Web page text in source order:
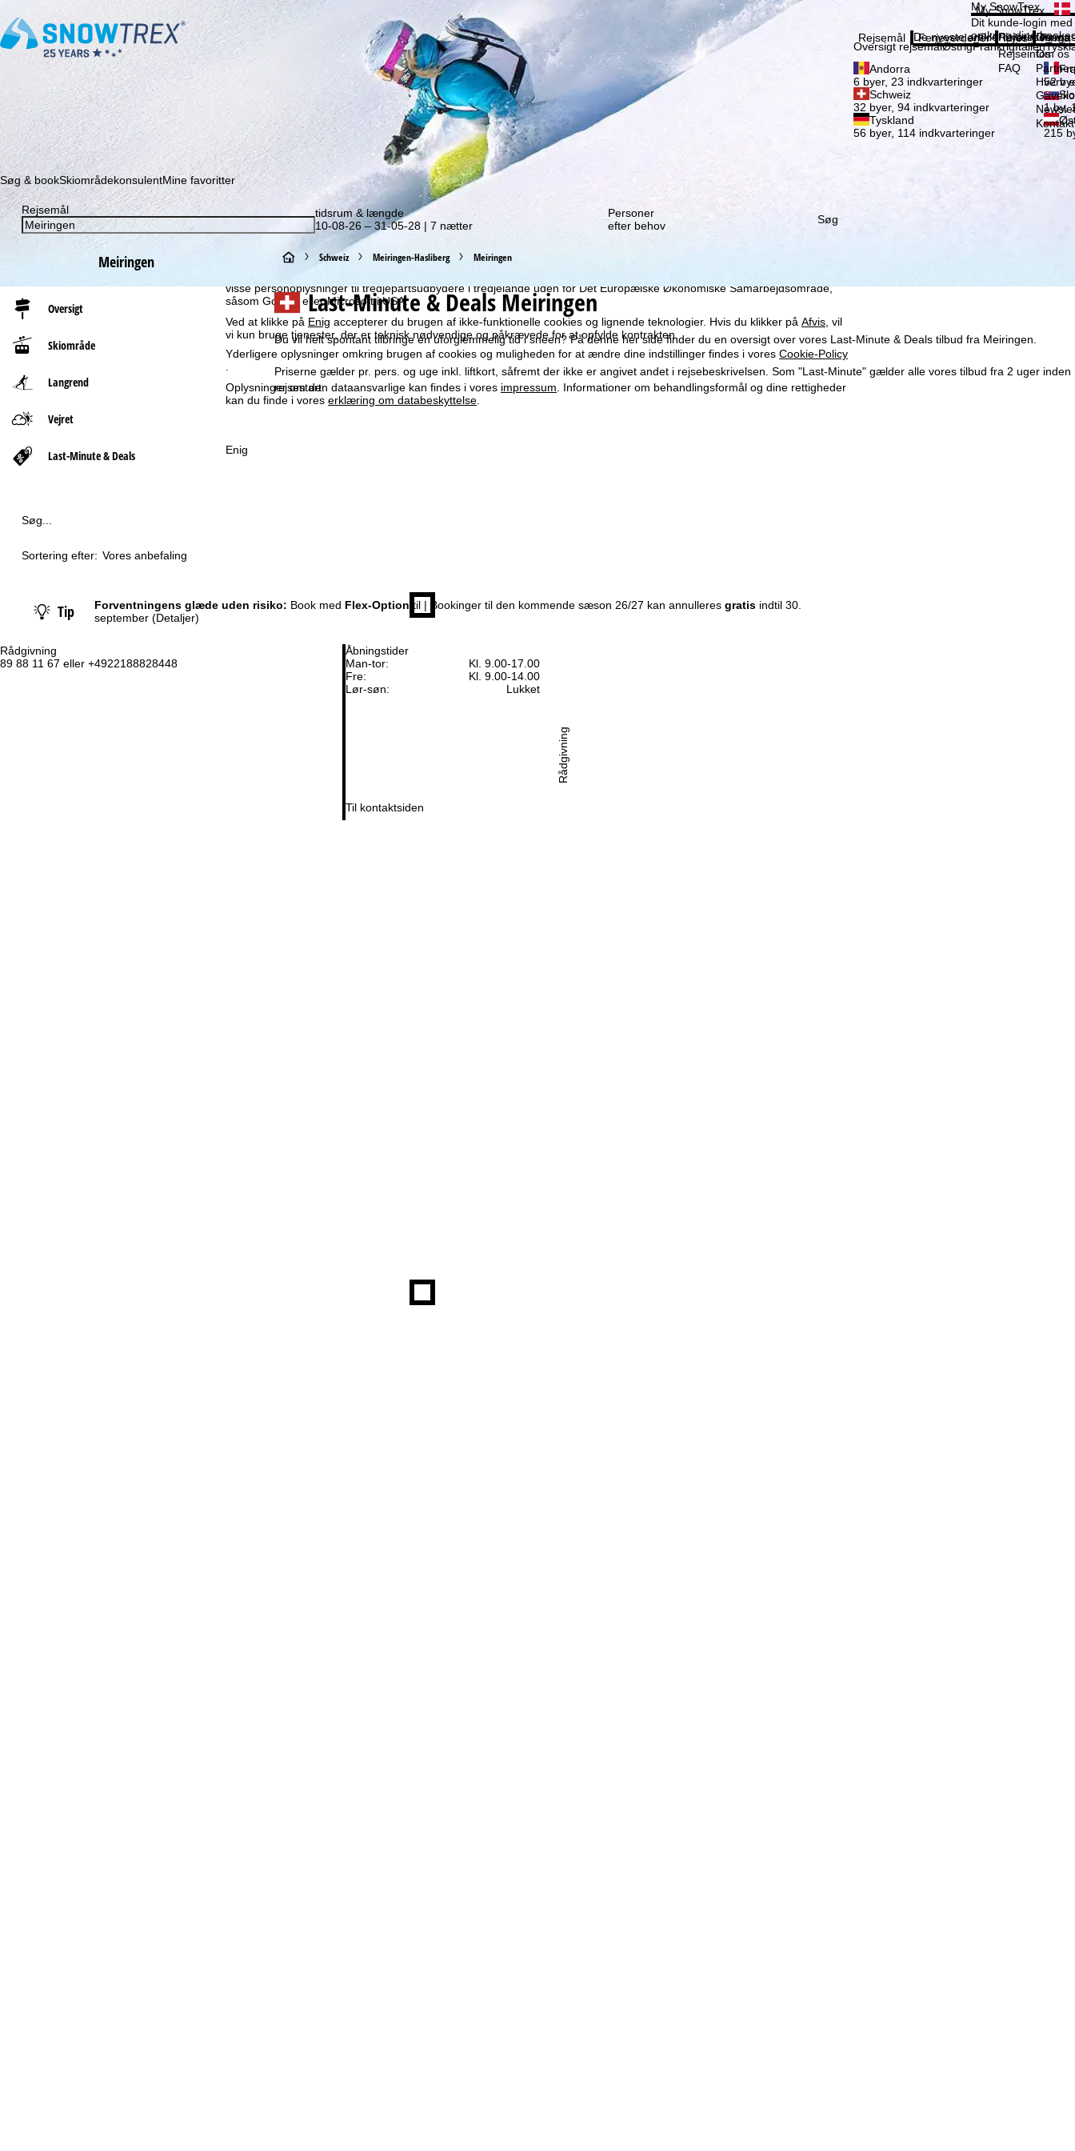
Henvisning til cookies
For et optimalt websted bruger vi cookies til at indsamle brugsinformationer, som vi, TravelTrex GmbH, også deler med
vores partnere. Der oprettes brugsprofiler baseret på dine aktiviteter vha. informationer om slutenhed og browser. Disse
brugsprofiler bruges til statistisk analyse, individuelle produktanbefalinger, individualiseret reklame og måling af
visse personoplysninger til tredjepartsudbydere i tredjelande uden for Det Europæiske Økonomiske Samarbejdsområde,
såsom Google eller Microsoft i USA.
Ved at klikke på Enig accepterer du brugen af ikke-funktionelle cookies og lignende teknologier. Hvis du klikker på Afvis , vil
vi kun bruge tjenester, der er teknisk nødvendige og påkrævede for at opfylde kontrakten.
Yderligere oplysninger omkring brugen af cookies og muligheden for at ændre dine indstillinger findes i vores Cookie-Policy
Oplysninger om den dataansvarlige kan findes i vores impressum . Informationer om behandlingsformål og dine rettigheder
kan du finde i vores erklæring om databeskyttelse
Enig
Rådgivning
89 88 11 67 eller +4922188828448
Åbningstider
Man-tor:
Kl. 9.00-17.00
Fre:
Kl. 9.00-14.00
Lør-søn:
Lukket
Til kontaktsiden
Rådgivning
Abonner på vores nyhedsbrev, og gå aldrig mere glip af et tilbud igen! Tilmeld
My SnowTrex
My SnowTrex
Dit kunde-login
omkring dine
Rejsemål
Oversigt rejsemålØstrigFrankrigItalien
Andorra
6 byer, 23 indkvarteringer
52
Schweiz
32 byer, 94 indkvarteringer
1 by,
Tyskland
56 byer, 114 indkvarteringer
215
Ferieverdener
De nyeste artikler i vores
Infos
Rejseinfos
Rejseinfos
FAQ
Firma
Om os
Om os
Hverv
Kontakt
Søg & bookSkiområdekonsulentMine favoritter
Rejsemål
tidsrum & længde
10-08-26 – 31-05-28 | 7 nætter
Personer
efter behov
Søg
Meiringen
Oversigt
Skiområde
Langrend
Vejret
Last-Minute & Deals
S
t
a
r
t
Schweiz Meiringen-Hasliberg Meiringen
Last-Minute & Deals Meiringen
Du vil helt spontant tilbringe en uforglemmelig tid i sneen? På denne her side finder du en oversigt over vores Last-Minute & Deals tilbud fra Meiringen.
Priserne gælder pr. pers. og uge inkl. liftkort, såfremt der ikke er angivet andet i rejsebeskrivelsen. Som "Last-Minute" gælder alle vores tilbud fra 2 uger inden
rejsestart.
Søg...
Sortering efter: Vores anbefaling
Tip Forventningens glæde uden risiko: Book med Flex-Option til | Bookinger til den kommende sæson 26/27 kan annulleres gratisindtil 30.
september (Detaljer)